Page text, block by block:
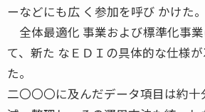
ーなどにも広 く参加を呼び かけた。
全体最適化 事業および標準化事
て、新た なＥＤＩの具体的な仕様
た。
二〇〇〇に及んだデータ項目は約十